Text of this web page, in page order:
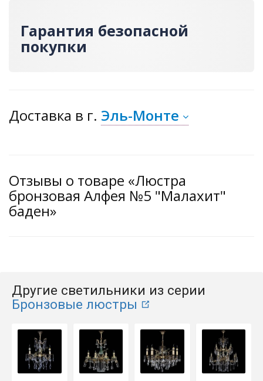
Гарантия безопасной
покупки
Доставка в г. Эль-Монте
Отзывы о товаре «Люстра
бронзовая Алфея №5 "Малахит"
баден»
Другие светильники из серии
Бронзовые люстры